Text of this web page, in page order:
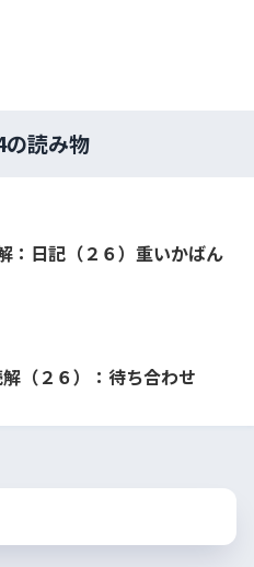
読み物
：日記（２６）重いかばん
（２６）：待ち合わせ